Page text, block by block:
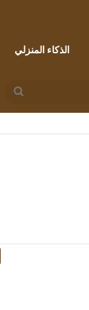
الذكاء المنزلي
بحث
عن